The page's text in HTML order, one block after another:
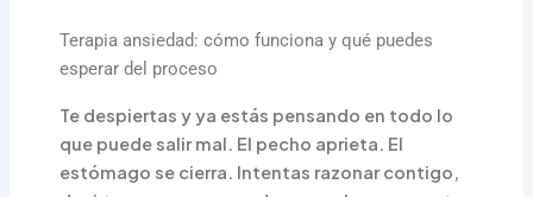
Terapia ansiedad: cómo funciona y qué puedes
esperar del proceso
Te despiertas y ya estás pensando en todo lo
que puede salir mal. El pecho aprieta. El
estómago se cierra. Intentas razonar contigo,